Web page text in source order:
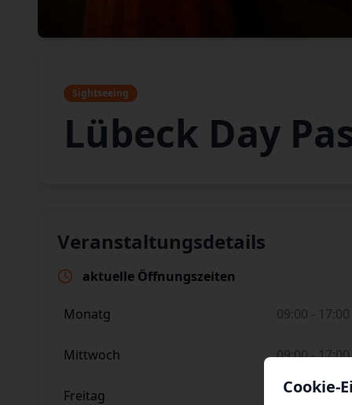
Sightseeing
Lübeck Day
Veranstaltungsdetails
aktuelle Öffnungszeiten
Monatg 09:00 - 17:00
Mittwoch 09:00 - 17:00
Freitag 09:00 - 17:00
Cookie-